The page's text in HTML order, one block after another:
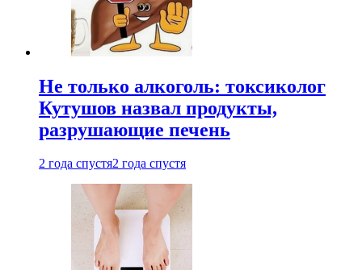
Не только алкоголь: токсиколог
Кутушов назвал продукты,
разрушающие печень
2 года спустя2 года спустя